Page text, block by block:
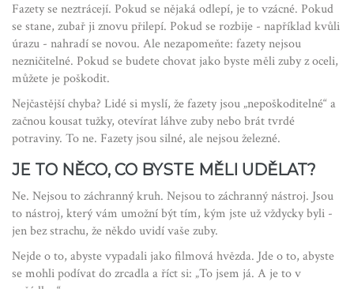
Fazety se neztrácejí. Pokud se nějaká odlepí, je to vzácné. Pokud
se stane, zubař ji znovu přilepí. Pokud se rozbije - například kvůli
úrazu - nahradí se novou. Ale nezapomeňte: fazety nejsou
nezničitelné. Pokud se budete chovat jako byste měli zuby z oceli,
můžete je poškodit.
Nejčastější chyba? Lidé si myslí, že fazety jsou „nepoškoditelné“ a
začnou kousat tužky, otevírat láhve zuby nebo brát tvrdé
potraviny. To ne. Fazety jsou silné, ale nejsou železné.
JE TO NĚCO, CO BYSTE MĚLI UDĚLAT?
Ne. Nejsou to záchranný kruh. Nejsou to záchranný nástroj. Jsou
to nástroj, který vám umožní být tím, kým jste už vždycky byli -
jen bez strachu, že někdo uvidí vaše zuby.
Nejde o to, abyste vypadali jako filmová hvězda. Jde o to, abyste
se mohli podívat do zrcadla a říct si: „To jsem já. A je to v